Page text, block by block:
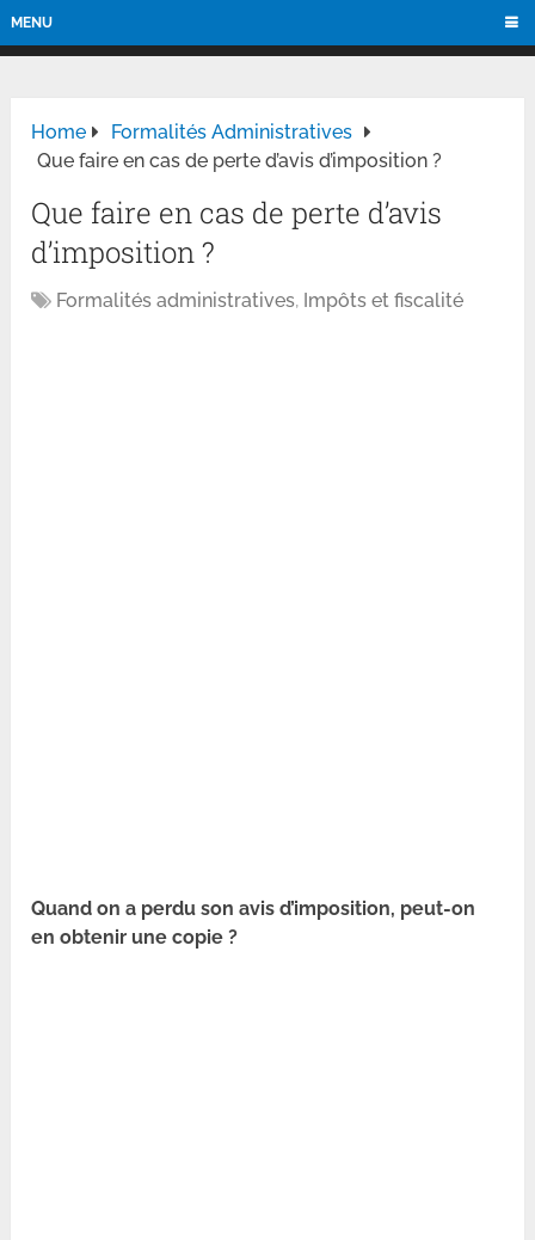
MENU
Home
Formalités Administratives
Que faire en cas de perte d’avis d’imposition ?
Que faire en cas de perte d’avis
d’imposition ?
Formalités administratives, Impôts et fiscalité
Quand on a perdu son avis d’imposition, peut-on
en obtenir une copie ?